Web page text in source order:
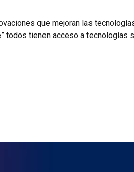
que mejoran las
todos tienen acceso a tecnologías